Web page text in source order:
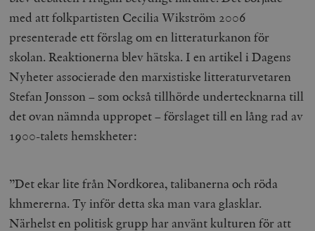
med att folkpartisten Cecilia Wikström 2006
presenterade ett förslag om en litteraturkanon för
skolan. Reaktionerna blev hätska. I en artikel i Dagens
Nyheter associerade den marxistiske litteraturvetaren
Stefan Jonsson – som också tillhörde undertecknarna till
det ovan nämnda uppropet – förslaget till en lång rad av
1900-talets hemskheter:
”Det ekar lite från Nordkorea, talibanerna och röda
khmererna. Ty inför detta ska man vara glasklar.
Närhelst en politisk grupp har använt kulturen för att